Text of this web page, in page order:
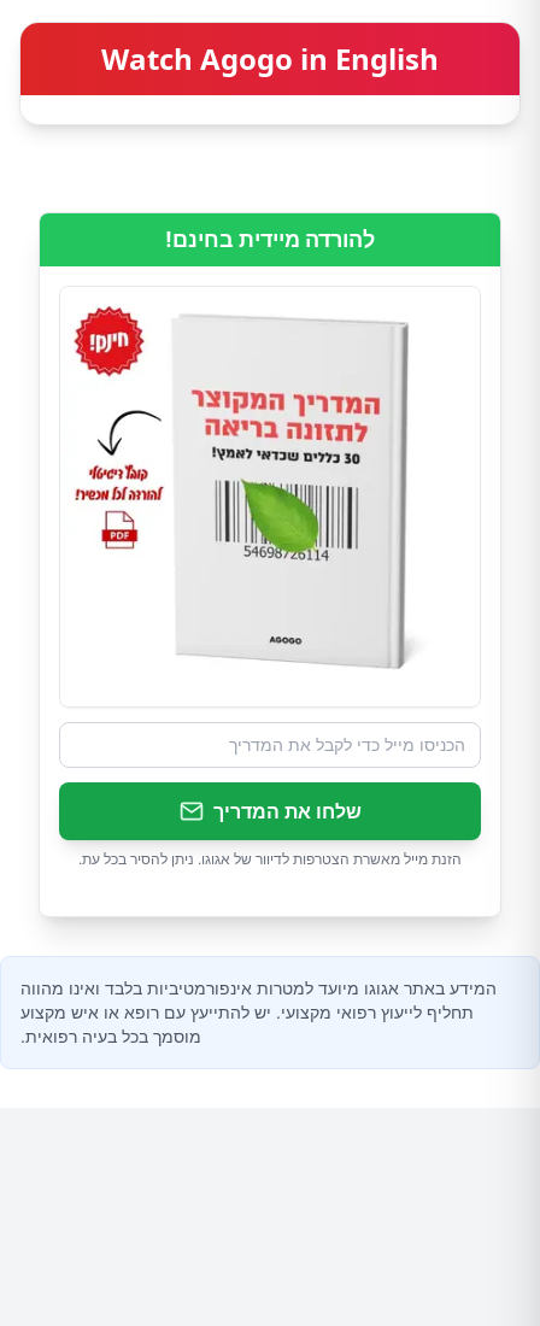
Watch Agogo in English
להורדה מיידית בחינם!
שלחו את המדריך
הזנת מייל מאשרת הצטרפות לדיוור של אגוגו. ניתן להסיר בכל עת.
המידע באתר אגוגו מיועד למטרות אינפורמטיביות בלבד ואינו מהווה
תחליף לייעוץ רפואי מקצועי. יש להתייעץ עם רופא או איש מקצוע
מוסמך בכל בעיה רפואית.